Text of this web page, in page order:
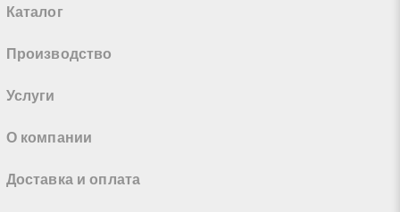
Каталог
Производство
Услуги
О компании
Доставка и оплата